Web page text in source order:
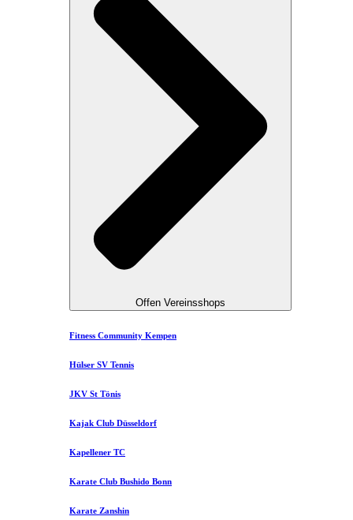
Offen Vereinsshops
Fitness Community Kempen
Hülser SV Tennis
JKV St Tönis
Kajak Club Düsseldorf
Kapellener TC
Karate Club Bushido Bonn
Karate Zanshin